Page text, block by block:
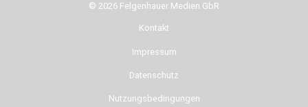
© 2026 Felgenhauer Medien GbR
Kontakt
Impressum
Datenschutz
Nutzungsbedingungen